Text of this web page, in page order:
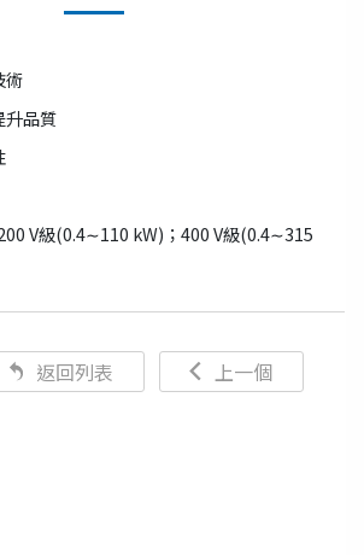
術
升品質
V級(0.4∼110 kW)；400 V級(0.4∼315
返回列表 上一個